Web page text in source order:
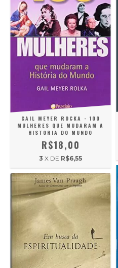
GAIL MEYER ROCKA - 100
MULHERES QUE MUDARAM A
HISTORIA DO MUNDO
R$18,00
3 X DE R$6,55